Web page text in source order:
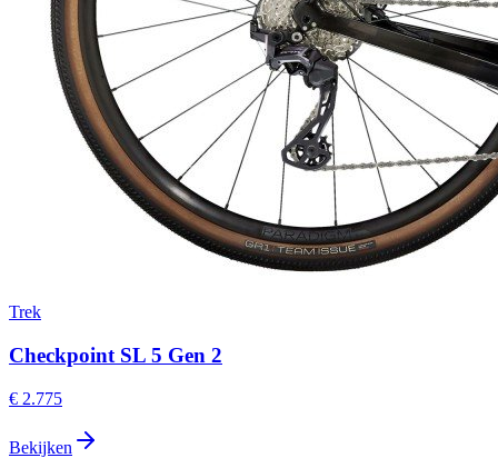
Trek
Checkpoint SL 5 Gen 2
€ 2.775
Bekijken